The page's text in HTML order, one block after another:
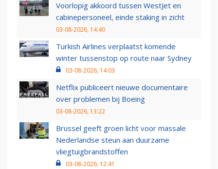
Voorlopig akkoord tussen WestJet en
cabinepersoneel, einde staking in zicht
03-08-2026, 14:40
Turkish Airlines verplaatst komende
winter tussenstop op route naar Sydney
03-08-2026, 14:03
Netflix publiceert nieuwe documentaire
over problemen bij Boeing
03-08-2026, 13:22
Brussel geeft groen licht voor massale
Nederlandse steun aan duurzame
vliegtuigbrandstoffen
03-08-2026, 12:41